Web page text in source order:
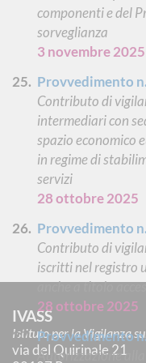
componenti e del
sorveglianza
3 novembre 2025
Provvedimento
Contributo di
intermediari con
spazio economico
in regime di
servizi
28 ottobre 2025
Provvedimento
Contributo di
iscritti nel registro
anche a titolo
28 ottobre 2025
Provvedimento
Autorizzazione alla
IVASS
Istituto per la Vigilanza
via del Quirinale 21